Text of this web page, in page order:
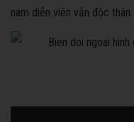
nam diễn viên vẫn độc thân.